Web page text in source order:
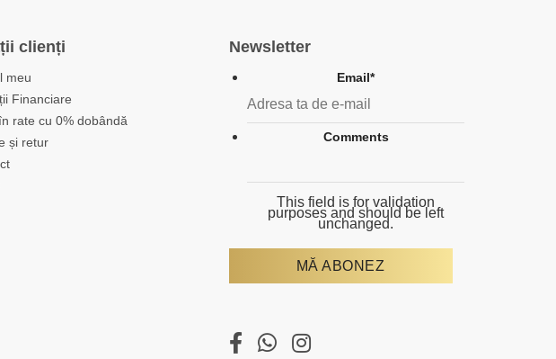
clienți
meu
Financiare
rate cu 0% dobândă
și retur
Newsletter
Email*
Comments
This field is for validation
purposes and should be left
unchanged.